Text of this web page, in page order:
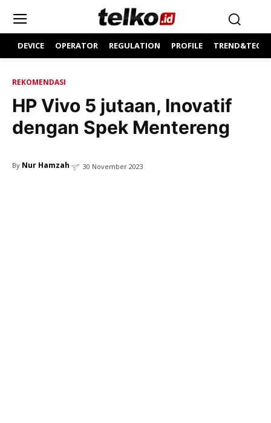
DEVICE OPERATOR REGULATION PROFILE
REKOMENDASI
HP Vivo 5 jutaan, Inovatif
dengan Spek Mentereng
By Nur Hamzah 30 November 2023